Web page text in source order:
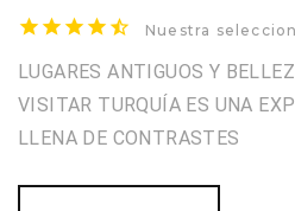
Nuestra seleccion
LUGARES ANTIGUOS Y
VISITAR TURQUÍA ES UNA
LLENA DE CONTRASTES